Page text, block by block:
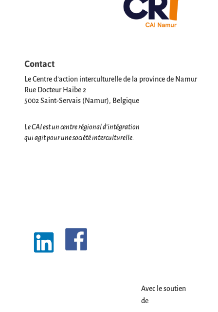
Contact
Le Centre d’action interculturelle de la province de Namur
Rue Docteur Haibe 2
5002 Saint-Servais (Namur), Belgique
Le CAI est un centre régional d’intégration
qui agit pour une société interculturelle.
Avec le soutien
de